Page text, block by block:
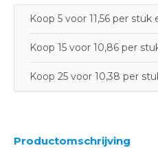
Koop 5 voor 11,56 per stuk
Koop 15 voor 10,86 per
Koop 25 voor 10,38 per
Productomschrijving